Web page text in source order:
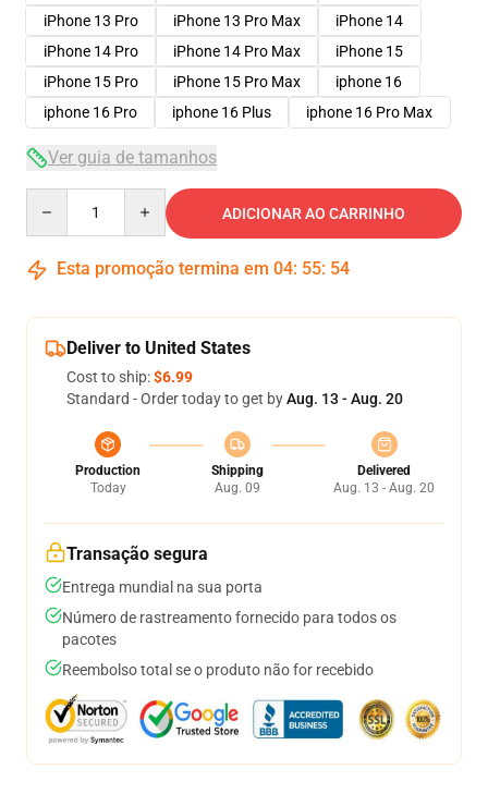
iPhone 13 Pro
iPhone 13 Pro Max
iPhone 14
iPhone 14 Pro
iPhone 14 Pro Max
iPhone 15
iPhone 15 Pro
iPhone 15 Pro Max
iphone 16
iphone 16 Pro
iphone 16 Plus iphone 16 Pro Max
Ver guia de tamanhos
ADICIONAR AO CARRINHO
Esta promoção termina em 04: 55: 53
Deliver to United States
Cost to ship:$6.99
Standard - Order today to get byAug. 13 - Aug. 20
Production
Today
Shipping
Aug. 09
Delivered
Aug. 13 - Aug. 20
Transação segura
Entrega mundial na sua porta
Número de rastreamento fornecido para todos os
pacotes
Reembolso total se o produto não for recebido